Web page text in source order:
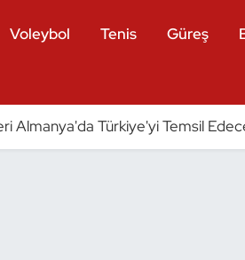
Voleybol Tenis Güreş
Almanya'da Türkiye'yi Temsil